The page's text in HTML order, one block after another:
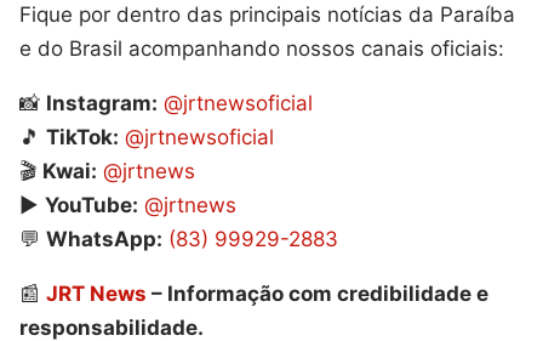
Fique por dentro das principais notícias da Paraíba
e do Brasil acompanhando nossos canais oficiais:
📸 Instagram: @jrtnewsoficial
🎵 TikTok: @jrtnewsoficial
🎬 Kwai: @jrtnews
▶️ YouTube: @jrtnews
💬 WhatsApp: (83) 99929-2883
📰 JRT News – Informação com credibilidade e
responsabilidade.